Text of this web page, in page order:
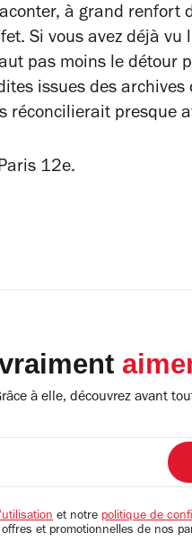
à grand renfort
Si vous avez déjà vu
pas moins le détour
issues des archives
réconcilierait presque
12e.
à elle, découvrez avant
et notre politique de
et promotionnelles de nos